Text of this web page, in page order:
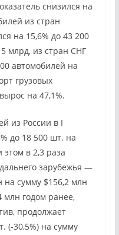
снизился на
из стран
на 15,6% до 43 200
млрд, из стран СНГ
автомобилей на
грузовых
на 47,1%.
из России в I
до 18 500 шт. на
в 2,3 раза
зарубежья —
сумму $156,2 млн
млн годом ранее,
продолжает
(-30,5%) на сумму